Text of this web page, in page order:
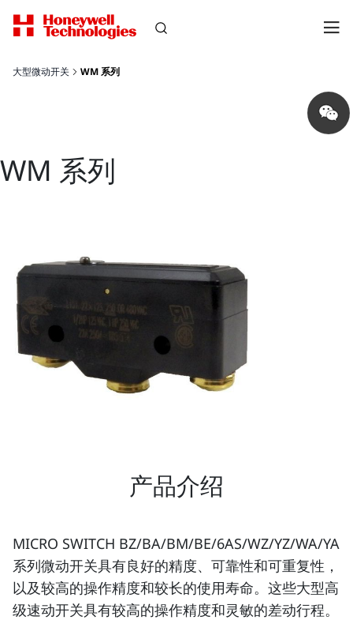
大型微动开关 WM 系列
Share
on
wechat
WM 系列
产品介绍
MICRO SWITCH BZ/BA/BM/BE/6AS/WZ/YZ/WA/YA
系列微动开关具有良好的精度、可靠性和可重复性，
以及较高的操作精度和较长的使用寿命。这些大型高
级速动开关具有较高的操作精度和灵敏的差动行程。